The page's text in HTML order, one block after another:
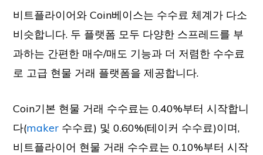
비트플라이어와 Coin베이스는 수수료 체계가 다소
비슷합니다. 두 플랫폼 모두 다양한 스프레드를 부
과하는 간편한 매수/매도 기능과 더 저렴한 수수료
로 고급 현물 거래 플랫폼을 제공합니다.
Coin기본 현물 거래 수수료는 0.40%부터 시작합니
다(maker 수수료) 및 0.60%(테이커 수수료)이며,
비트플라이어 현물 거래 수수료는 0.10%부터 시작